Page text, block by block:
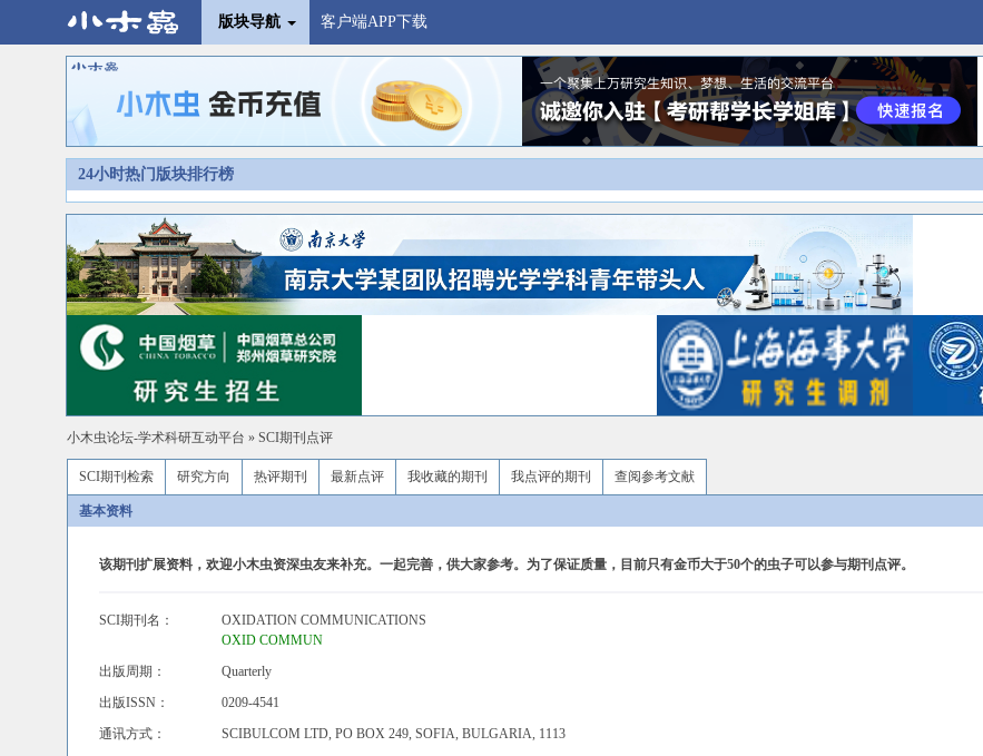
版块导航 客户端APP下载
24小时热门版块排行榜
小木虫论坛-学术科研互动平台 » SCI期刊点评
SCI期刊检索 研究方向 热评期刊 最新点评 我收藏的期刊 我点评的期刊 查阅参考文献
基本资料
该期刊扩展资料，欢迎小木虫资深虫友来补充。一起完善，供大家参考。为了保证质量，目前只有金币大于50个的虫子可以参与期刊点评。
SCI期刊名：
OXIDATION COMMUNICATIONS
OXID COMMUN
出版周期：
Quarterly
出版ISSN：
0209-4541
通讯方式：
SCIBULCOM LTD, PO BOX 249, SOFIA, BULGARIA, 1113